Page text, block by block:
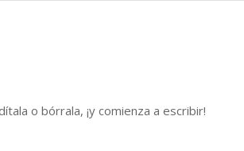
o bórrala, ¡y comienza a escribir!